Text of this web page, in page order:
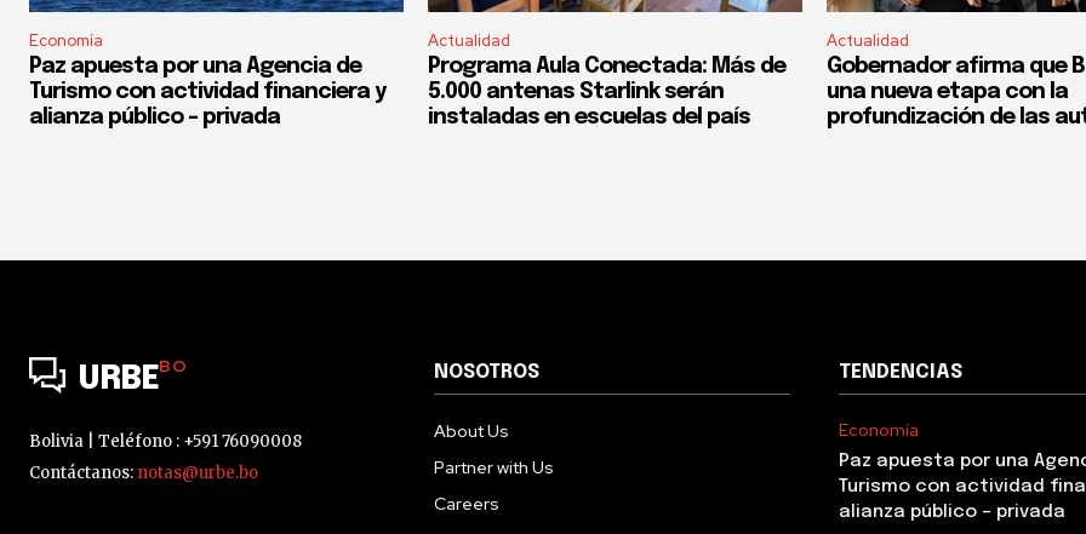
Economía
Paz apuesta por una Agencia de
Turismo con actividad financiera y
alianza público – privada
Actualidad
Programa Aula Conectada: Más de
5.000 antenas Starlink serán
instaladas en escuelas del país
Actualidad
Gobernador afirma que
una nueva etapa con la
profundización de las
URBEBO
Bolivia | Teléfono : +591 76090008
Contáctanos: notas@urbe.bo
NOSOTROS
About Us
Partner with Us
Careers
TENDENCIAS
Economía
Paz apuesta por una
Turismo con actividad
alianza público – privada